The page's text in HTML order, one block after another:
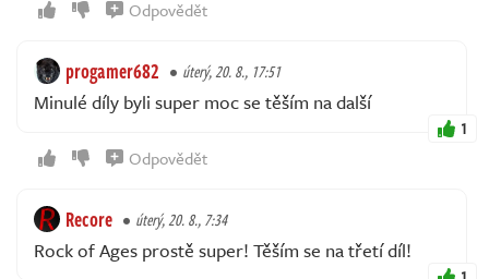
Odpovědět
progamer682 úterý, 20. 8., 17:51
Minulé díly byli super moc se těším na další
1
Odpovědět
Recore úterý, 20. 8., 7:34
Rock of Ages prostě super! Těším se na třetí díl!